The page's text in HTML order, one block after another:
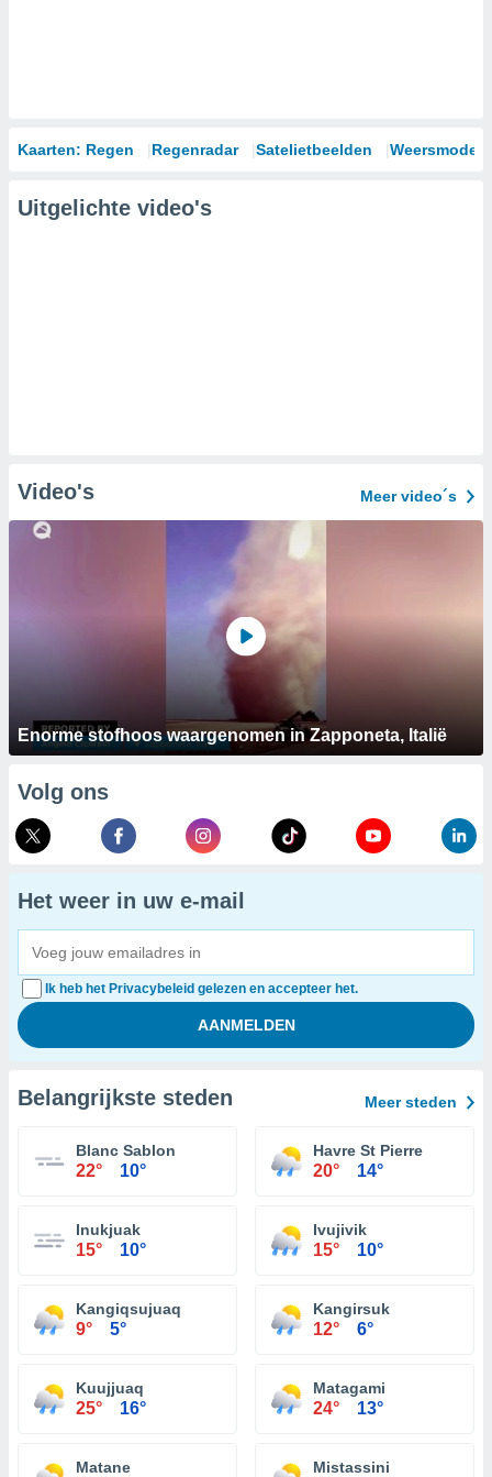
Kaarten: Regen Regenradar Satelietbeelden
Uitgelichte video's
Video's Meer video´s
Enorme stofhoos waargenomen in Zapponeta, Italië
Volg ons
Het weer in uw e-mail
Ik heb het Privacybeleid gelezen en accepteer het.
Belangrijkste steden Meer steden
Blanc Sablon
22° 10°
Havre St Pierre
20° 14°
Inukjuak
15° 10°
Ivujivik
15° 10°
Kangiqsujuaq
9° 5°
Kangirsuk
12° 6°
Kuujjuaq
25° 16°
Matagami
24° 13°
Matane Mistassini